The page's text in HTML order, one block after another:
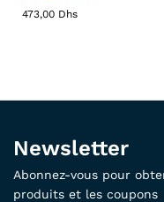
473,00 Dhs
Newsletter
Abonnez-vous pour
produits et les coupons